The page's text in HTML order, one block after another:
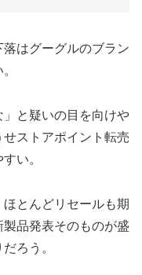
はグーグルのブラン
と疑いの目を向けや
ストアポイント転売
い。
とんどリセールも期
品発表そのものが盛
ろう。